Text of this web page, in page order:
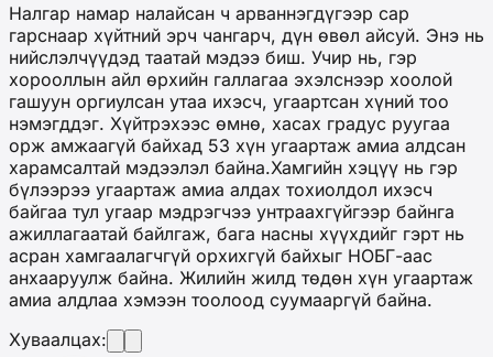
Налгар намар налайсан ч арваннэгдүгээр сар
гарснаар хүйтний эрч чангарч, дүн өвөл айсуй. Энэ нь
нийслэлчүүдэд таатай мэдээ биш. Учир нь, гэр
хорооллын айл өрхийн галлагаа эхэлснээр хоолой
гашуун оргиулсан утаа ихэсч, угаартсан хүний тоо
нэмэгддэг. Хүйтрэхээс өмнө, хасах градус руугаа
орж амжаагүй байхад 53 хүн угаартаж амиа алдсан
харамсалтай мэдээлэл байна.Хамгийн хэцүү нь гэр
бүлээрээ угаартаж амиа алдах тохиолдол ихэсч
байгаа тул угаар мэдрэгчээ унтраахгүйгээр байнга
ажиллагаатай байлгаж, бага насны хүүхдийг гэрт нь
асран хамгаалагчгүй орхихгүй байхыг НОБГ-аас
анхааруулж байна. Жилийн жилд төдөн хүн угаартаж
амиа алдлаа хэмээн тоолоод суумааргүй байна.
Хуваалцах: